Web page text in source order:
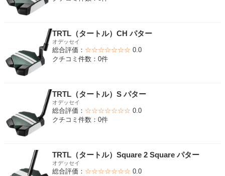
TRTL（タートル）CH パター
オデッセイ
総合評価： ☆☆☆☆☆☆☆ 0.0
クチコミ件数：0件
TRTL（タートル）S パター
オデッセイ
総合評価： ☆☆☆☆☆☆☆ 0.0
クチコミ件数：0件
TRTL（タートル）Square 2 Square パター
オデッセイ
総合評価： ☆☆☆☆☆☆☆ 0.0